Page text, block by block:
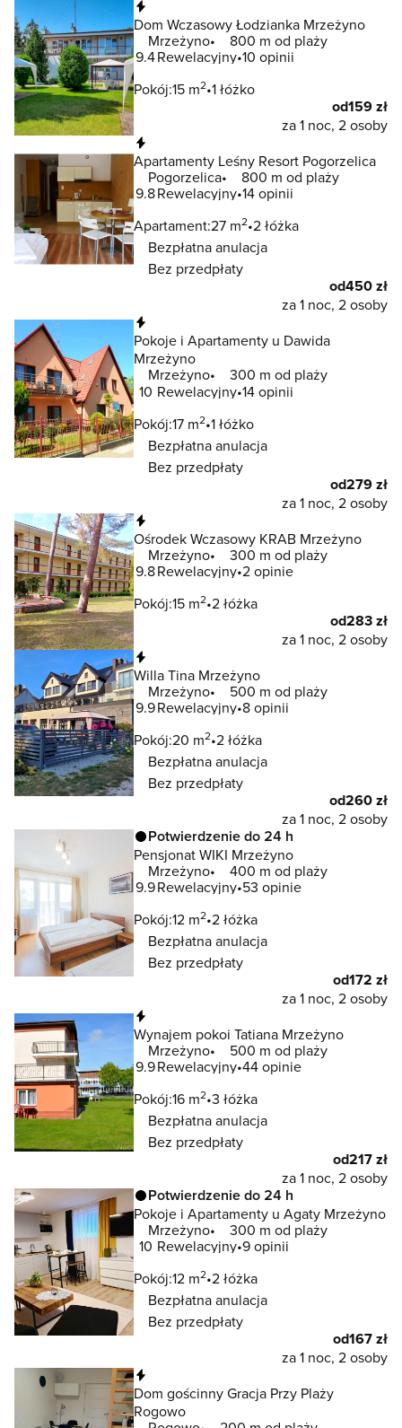
Dom Wczasowy Łodzianka Mrzeżyno
Mrzeżyno
800 m od plaży
9.4Rewelacyjny 10 opinii
Pokój:15 m2 1 łóżko
od159 zł
za 1 noc, 2 osoby
Apartamenty Leśny Resort Pogorzelica
Pogorzelica
800 m od plaży
9.8Rewelacyjny 14 opinii
Apartament:27 m2 2 łóżka
Bezpłatna anulacja
Bez przedpłaty
od450 zł
za 1 noc, 2 osoby
Pokoje i Apartamenty u Dawida
Mrzeżyno
Mrzeżyno
300 m od plaży
10 Rewelacyjny 14 opinii
Pokój:17 m2 1 łóżko
Bezpłatna anulacja
Bez przedpłaty
od279 zł
za 1 noc, 2 osoby
Ośrodek Wczasowy KRAB Mrzeżyno
Mrzeżyno
300 m od plaży
9.8Rewelacyjny 2 opinie
Pokój:15 m2 2 łóżka
od283 zł
za 1 noc, 2 osoby
Willa Tina Mrzeżyno
Mrzeżyno
500 m od plaży
9.9Rewelacyjny 8 opinii
Pokój:20 m2 2 łóżka
Bezpłatna anulacja
Bez przedpłaty
od260 zł
za 1 noc, 2 osoby
Potwierdzenie do 24 h
Pensjonat WIKI Mrzeżyno
Mrzeżyno
400 m od plaży
9.9Rewelacyjny 53 opinie
Pokój:12 m2 2 łóżka
Bezpłatna anulacja
Bez przedpłaty
od172 zł
za 1 noc, 2 osoby
Wynajem pokoi Tatiana Mrzeżyno
Mrzeżyno
500 m od plaży
9.9Rewelacyjny 44 opinie
Pokój:16 m2 3 łóżka
Bezpłatna anulacja
Bez przedpłaty
od217 zł
za 1 noc, 2 osoby
Potwierdzenie do 24 h
Pokoje i Apartamenty u Agaty Mrzeżyno
Mrzeżyno
300 m od plaży
10 Rewelacyjny 9 opinii
Pokój:12 m2 2 łóżka
Bezpłatna anulacja
Bez przedpłaty
od167 zł
za 1 noc, 2 osoby
Dom gościnny Gracja Przy Plaży
Rogowo